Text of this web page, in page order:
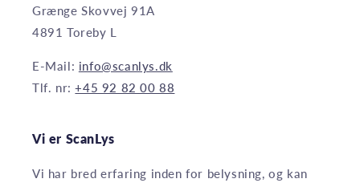
Grænge Skovvej 91A
4891 Toreby L
E-Mail: info@scanlys.dk
Tlf. nr:+45 92 82 00 88
Vi er ScanLys
Vi har bred erfaring inden for belysning, og kan